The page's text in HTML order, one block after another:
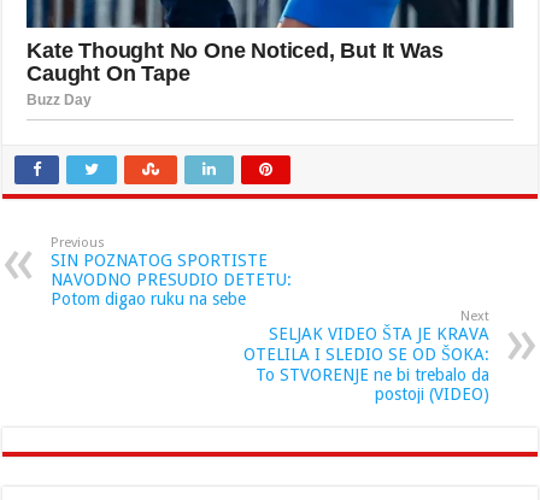
Previous
SIN POZNATOG SPORTISTE
NAVODNO PRESUDIO DETETU:
Potom digao ruku na sebe
Next
SELJAK VIDEO ŠTA JE KRAVA
OTELILA I SLEDIO SE OD ŠOKA:
To STVORENJE ne bi trebalo da
postoji (VIDEO)